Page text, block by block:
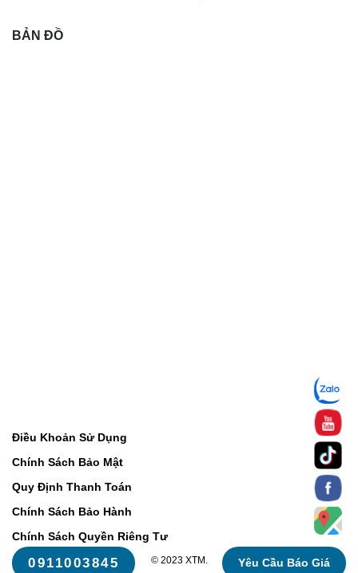
BẢN ĐỒ
Điều Khoản Sử Dụng
Chính Sách Bảo Mật
Quy Định Thanh Toán
Chính Sách Bảo Hành
Chính Sách Quyền Riêng Tư
© 2023 XTM.
0911003845 Yêu Cầu Báo Giá